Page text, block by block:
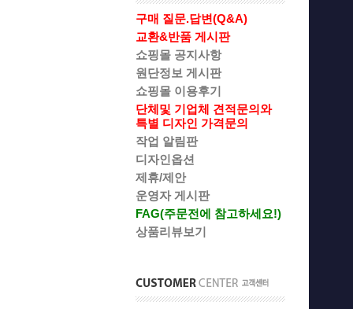
구매 질문.답변(Q&A)
교환&반품 게시판
쇼핑몰 공지사항
원단정보 게시판
쇼핑몰 이용후기
단체및 기업체 견적문의와
특별 디자인 가격문의
작업 알림판
디자인옵션
제휴/제안
운영자 게시판
FAG(주문전에 참고하세요!)
상품리뷰보기